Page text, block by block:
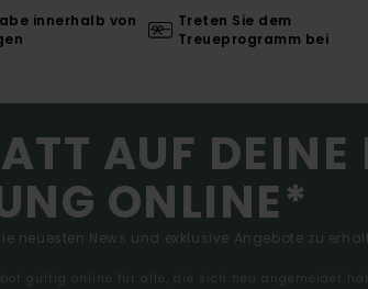
innerhalb von
Treten Sie dem
Treueprogramm bei
AUF DEINE
ONLINE*
neuesten News und exklusive Angebote zu
gültig online für alle, die sich neu angemeldet